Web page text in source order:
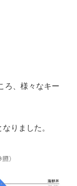
ろ、様々なキー
りました。